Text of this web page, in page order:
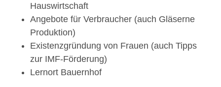
Hauswirtschaft
Angebote für Verbraucher (auch Gläserne
Produktion)
Existenzgründung von Frauen (auch Tipps
zur IMF-Förderung)
Lernort Bauernhof